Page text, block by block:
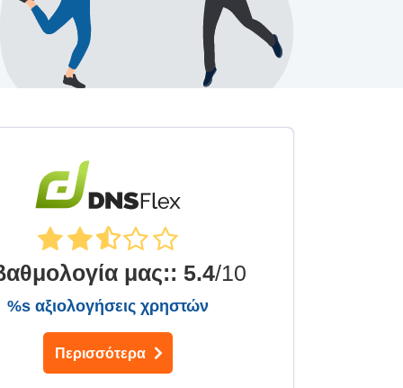
μας:: 5.4/10
%s αξιολογήσεις χρηστών
Περισσότερα